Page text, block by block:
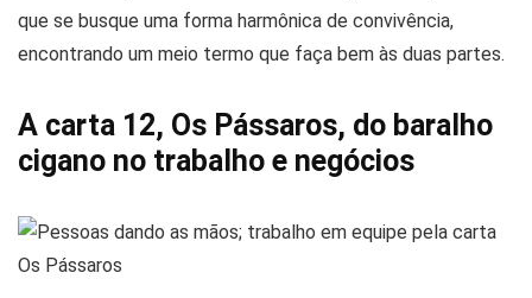
que se busque uma forma harmônica de convivência,
encontrando um meio termo que faça bem às duas partes.
A carta 12, Os Pássaros, do baralho
cigano no trabalho e negócios